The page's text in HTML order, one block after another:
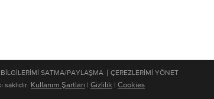
BILGILERIMI SATMA/PAYLAŞMA | ÇEREZLERIMI YÖNET
Kullanım Şartları | Gizlilik | Cookies